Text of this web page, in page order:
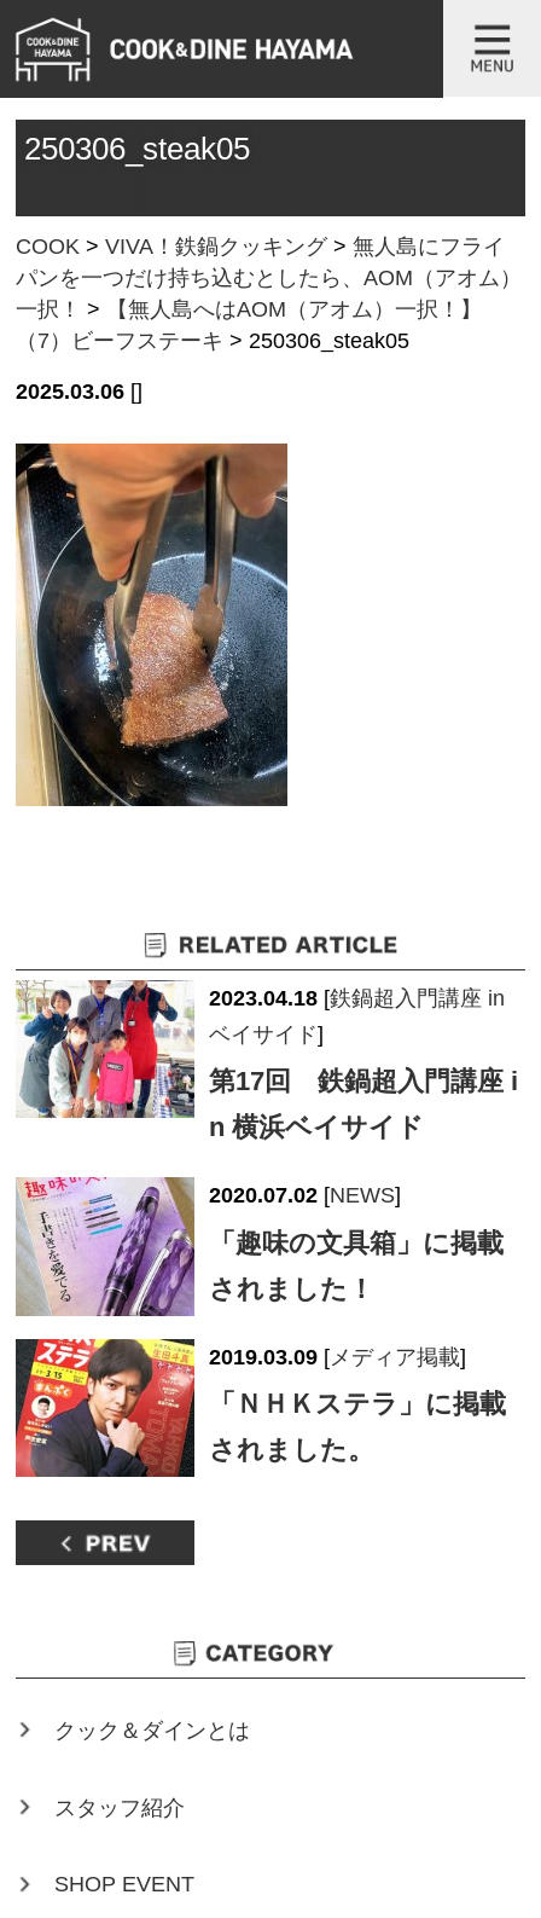
250306_steak05
COOK >VIVA！鉄鍋クッキング>無人島にフライ
パンを一つだけ持ち込むとしたら、AOM（アオム）
一択！
>
【無人島へはAOM（アオム）一択！】
（7）ビーフステーキ > 250306_steak05
2025.03.06 []
2023.04.18 [鉄鍋超入門講座 in
ベイサイド]
第17回 鉄鍋超入門講座 i
n 横浜ベイサイド
2020.07.02 [NEWS]
「趣味の文具箱」に掲載
されました！
2019.03.09 [ メディア掲載]
「ＮＨＫステラ」に掲載
されました。
クック＆ダインとは
スタッフ紹介
SHOP EVENT